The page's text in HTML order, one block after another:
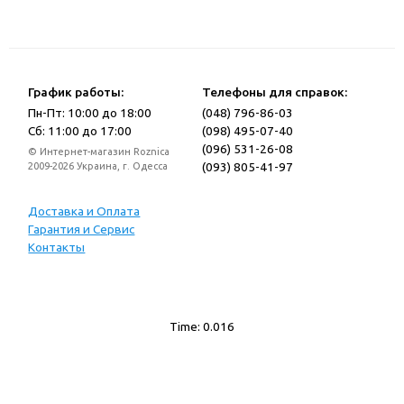
График работы:
Пн-Пт: 10:00 до 18:00
Сб: 11:00 до 17:00
© Интернет-магазин Roznica
2009-2026 Украина, г. Одесса
Телефоны для справок:
(048) 796-86-03
(098) 495-07-40
(096) 531-26-08
(093) 805-41-97
Доставка и Оплата
Гарантия и Сервис
Контакты
Time: 0.016